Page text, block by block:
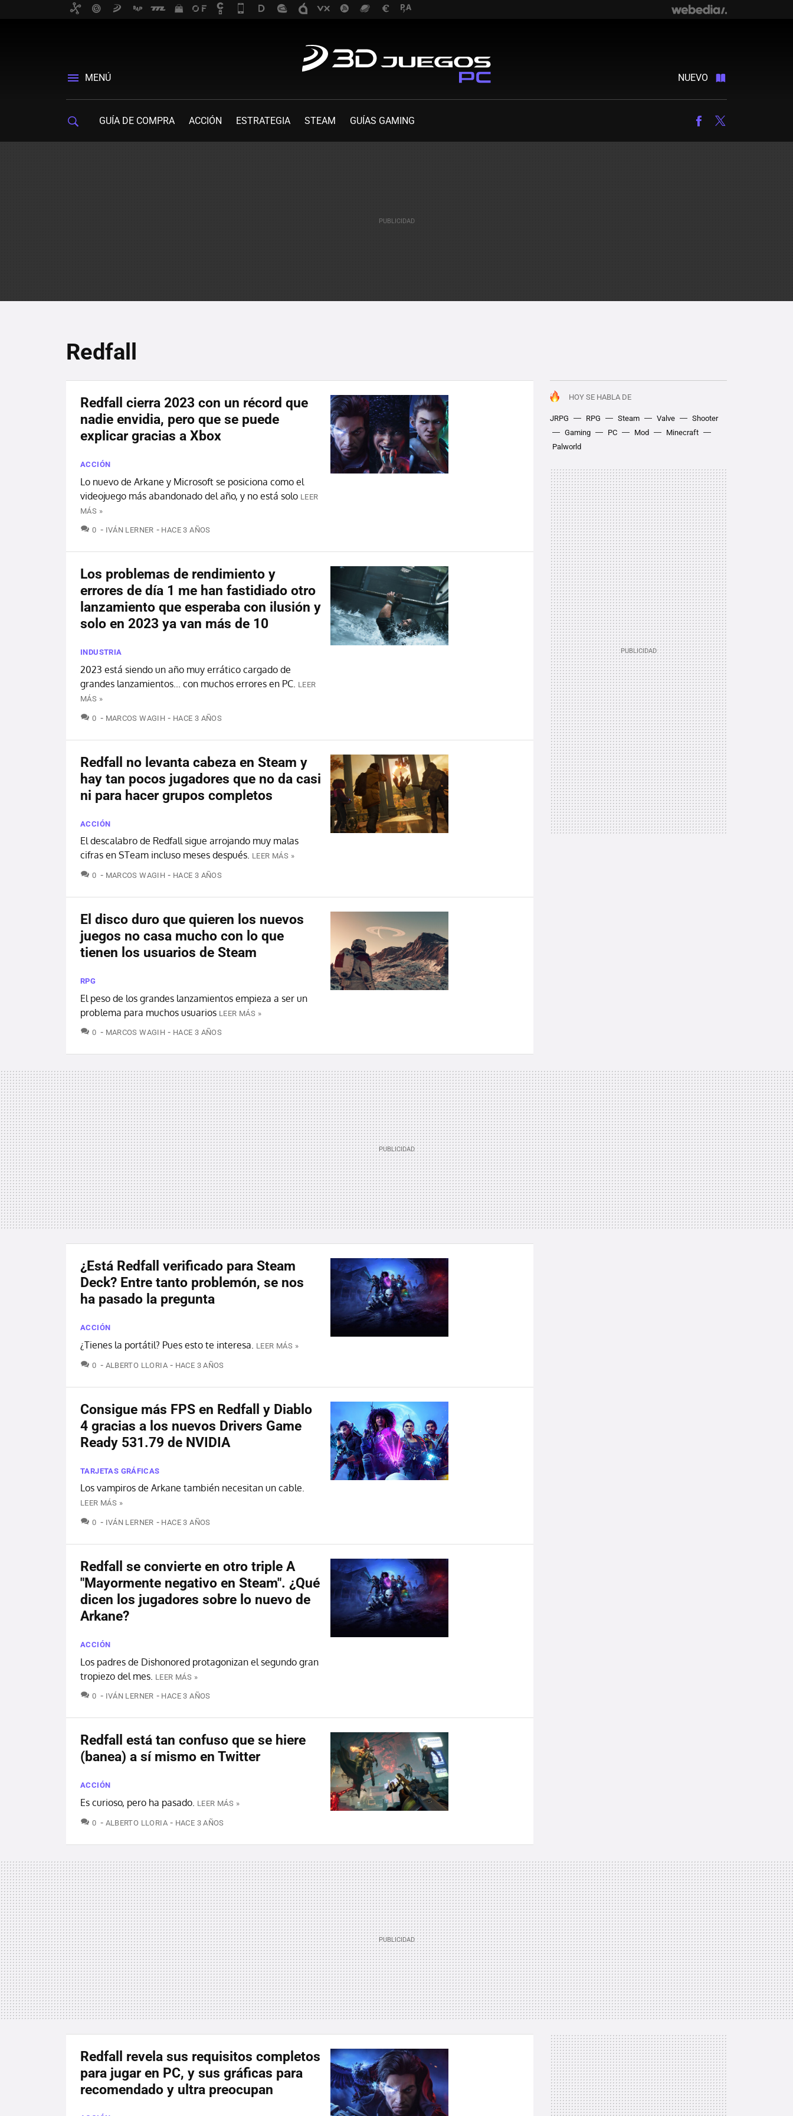
MENÚ NUEVO
GUÍA DE COMPRA ACCIÓN ESTRATEGIA STEAM GUÍAS GAMING Facebook
Redfall
HOY SE HABLA DE
JRPG RPG Steam Valve
Shooter
Gaming
PC Mod
Minecraft
Palworld
Redfall cierra 2023 con un récord que
nadie envidia, pero que se puede
explicar gracias a Xbox
ACCIÓN
Lo nuevo de Arkane y Microsoft se posiciona como el
videojuego más abandonado del año, y no está solo LEER
MÁS »
0 COMENTARIOS
IVÁN LERNER HACE 3 AÑOS
Los problemas de rendimiento y
errores de día 1 me han fastidiado otro
lanzamiento que esperaba con ilusión y
solo en 2023 ya van más de 10
INDUSTRIA
2023 está siendo un año muy errático cargado de
grandes lanzamientos... con muchos errores en PC. LEER
MÁS »
0 COMENTARIOS
MARCOS WAGIH HACE 3 AÑOS
Redfall no levanta cabeza en Steam y
hay tan pocos jugadores que no da casi
ni para hacer grupos completos
ACCIÓN
El descalabro de Redfall sigue arrojando muy malas
cifras en STeam incluso meses después. LEER MÁS »
0 COMENTARIOS
MARCOS WAGIH HACE 3 AÑOS
El disco duro que quieren los nuevos
juegos no casa mucho con lo que
tienen los usuarios de Steam
RPG
El peso de los grandes lanzamientos empieza a ser un
problema para muchos usuarios LEER MÁS »
0 COMENTARIOS
MARCOS WAGIH HACE 3 AÑOS
¿Está Redfall verificado para Steam
Deck? Entre tanto problemón, se nos
ha pasado la pregunta
ACCIÓN
¿Tienes la portátil? Pues esto te interesa. LEER MÁS »
0 COMENTARIOS
ALBERTO LLORIA HACE 3 AÑOS
Consigue más FPS en Redfall y Diablo
4 gracias a los nuevos Drivers Game
Ready 531.79 de NVIDIA
TARJETAS GRÁFICAS
Los vampiros de Arkane también necesitan un cable.
LEER MÁS »
0 COMENTARIOS
IVÁN LERNER HACE 3 AÑOS
Redfall se convierte en otro triple A
"Mayormente negativo en Steam". ¿Qué
dicen los jugadores sobre lo nuevo de
Arkane?
ACCIÓN
Los padres de Dishonored protagonizan el segundo gran
tropiezo del mes. LEER MÁS »
0 COMENTARIOS
IVÁN LERNER HACE 3 AÑOS
Redfall está tan confuso que se hiere
(banea) a sí mismo en Twitter
ACCIÓN
Es curioso, pero ha pasado. LEER MÁS »
0 COMENTARIOS
ALBERTO LLORIA HACE 3 AÑOS
Redfall revela sus requisitos completos
para jugar en PC, y sus gráficas para
recomendado y ultra preocupan